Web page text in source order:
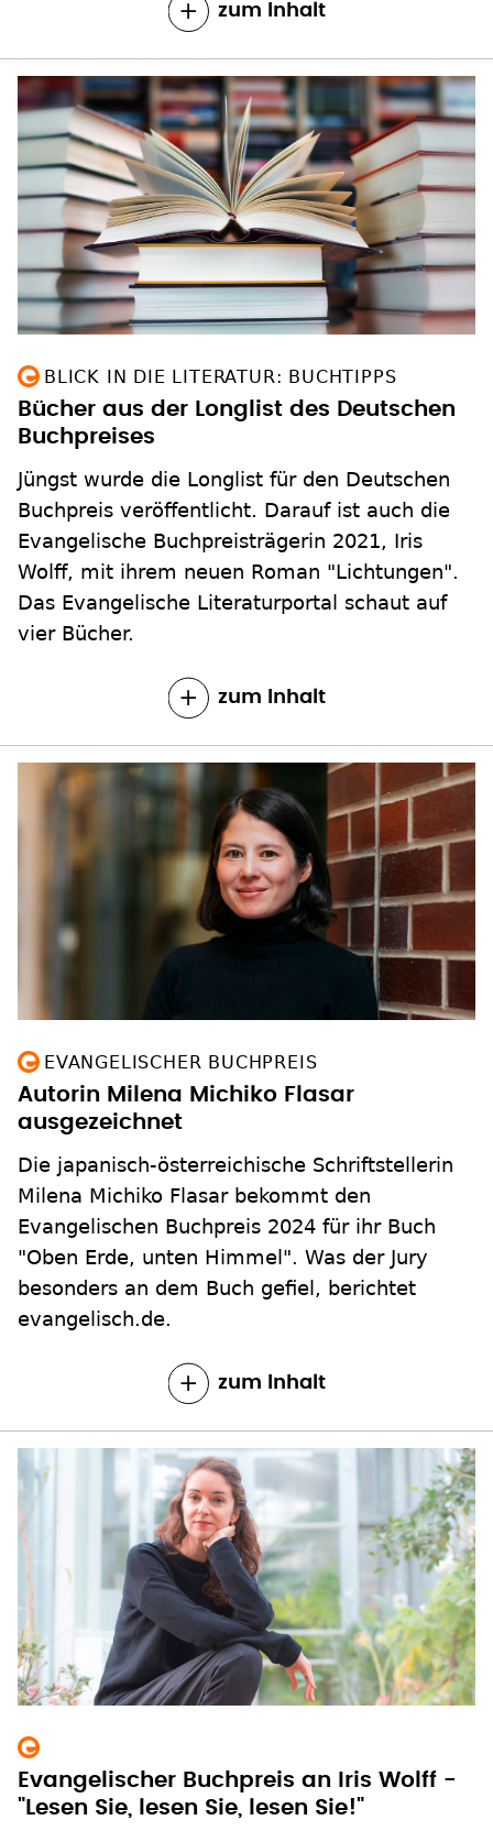
zum Inhalt
BLICK IN DIE LITERATUR: BUCHTIPPS
Bücher aus der Longlist des Deutschen
Buchpreises
Jüngst wurde die Longlist für den Deutschen
Buchpreis veröffentlicht. Darauf ist auch die
Evangelische Buchpreisträgerin 2021, Iris
Wolff, mit ihrem neuen Roman "Lichtungen".
Das Evangelische Literaturportal schaut auf
vier Bücher.
zum Inhalt
EVANGELISCHER BUCHPREIS
Autorin Milena Michiko Flasar
ausgezeichnet
Die japanisch-österreichische Schriftstellerin
Milena Michiko Flasar bekommt den
Evangelischen Buchpreis 2024 für ihr Buch
"Oben Erde, unten Himmel". Was der Jury
besonders an dem Buch gefiel, berichtet
evangelisch.de.
zum Inhalt
Evangelischer Buchpreis an Iris Wolff -
"Lesen Sie, lesen Sie, lesen Sie!"